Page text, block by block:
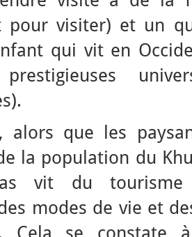
pour visiter) et un
qui vit en
alors que les
la population du
vit du
modes de vie et
Cela se constate